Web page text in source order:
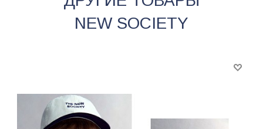
NEW SOCIETY